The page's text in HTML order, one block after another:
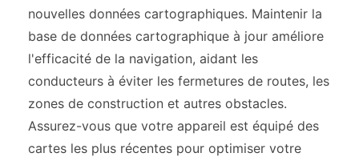
nouvelles données cartographiques. Maintenir la
base de données cartographique à jour améliore
l'efficacité de la navigation, aidant les
conducteurs à éviter les fermetures de routes, les
zones de construction et autres obstacles.
Assurez-vous que votre appareil est équipé des
cartes les plus récentes pour optimiser votre